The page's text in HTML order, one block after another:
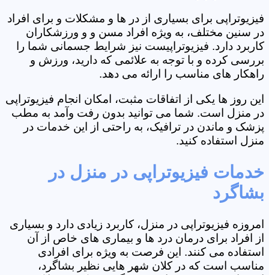
فیزیوتراپی برای بسیاری از در ها و مشکلات و برای افراد
در سنین مختلف، به ویژه افراد مسن و و ورزشکاران
کاربرد دارد. فیزیوتراپیست نیز شرایط جسمانی شما را
بررسی کرده و با توجه به علائمی که دارید، ورزش و
راهکار های مناسب را ارائه می دهد.
این روز ها یکی از اتفاقات مثبت، امکان انجام فیزیوتراپی
در منزل است. شما می توانید بدون رفت وآمد به مطب
پزشک و ماندن در ترافیک، به راحتی از این خدمات در
منزل استفاده کنید.
خدمات فیزیوتراپی در منزل در
بشاگرد
امروزه فیزیوتراپی در منزل، کاربرد زیادی دارد و بسیاری
از افراد برای درمان درد ها و بیماری های خاص از آن
استفاده می کنند. این فرصت به ویژه برای افرادی
مناسب است که در کلان شهر هایی نظیر بشاگرد،